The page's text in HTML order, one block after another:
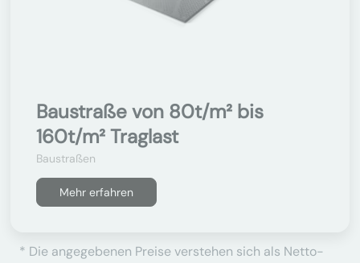
Baustraße von 80t/m² bis
160t/m² Traglast
Baustraßen
Mehr erfahren
* Die angegebenen Preise verstehen sich als Netto-